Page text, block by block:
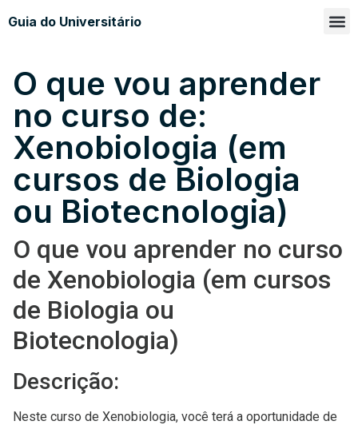
Guia do Universitário
O que vou aprender
no curso de:
Xenobiologia (em
cursos de Biologia
ou Biotecnologia)
O que vou aprender no curso
de Xenobiologia (em cursos
de Biologia ou
Biotecnologia)
Descrição:
Neste curso de Xenobiologia, você terá a oportunidade de